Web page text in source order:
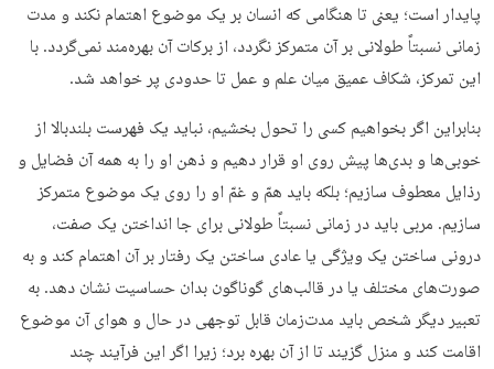
پایدار است؛ یعنی تا هنگامی که انسان بر یک موضوع اهتمام نکند و مدت
زمانی نسبتاً طولانی بر آن متمرکز نگردد، از برکات آن بهره‌مند نمی‌گردد. با
این تمرکز، شکاف عمیق میان علم و عمل تا حدودی پر خواهد شد.
بنابراین اگر بخواهیم کسی را تحول بخشیم، نباید یک فهرست بلندبالا از
خوبی‌ها و بدی‌ها پیش روی او قرار دهیم و ذهن او را به همه آن فضایل و
رذایل معطوف سازیم؛ بلکه باید همّ و غمّ او را روی یک موضوع متمرکز
سازیم. مربی باید در زمانی نسبتاً طولانی برای جا انداختن یک صفت،
درونی ساختن یک ویژگی یا عادی ساختن یک رفتار بر آن اهتمام کند و به
صورت‌های مختلف یا در قالب‌های گوناگون بدان حساسیت نشان دهد. به
تعبیر دیگر شخص باید مدت‌زمان قابل توجهی در حال و هوای آن موضوع
اقامت کند و منزل گزیند تا از آن بهره برد؛ زیرا اگر این فرآیند چند